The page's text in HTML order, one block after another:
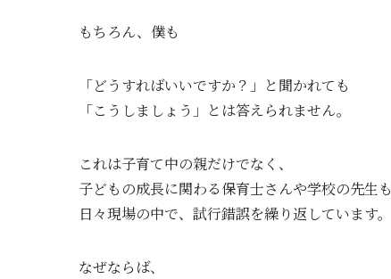
もちろん、僕も
「どうすればいいですか？」と聞かれても
「こうしましょう」とは答えられません。
これは子育て中の親だけでなく、
子どもの成長に関わる保育士さんや学校の先生も
日々現場の中で、試行錯誤を繰り返しています。
なぜならば、